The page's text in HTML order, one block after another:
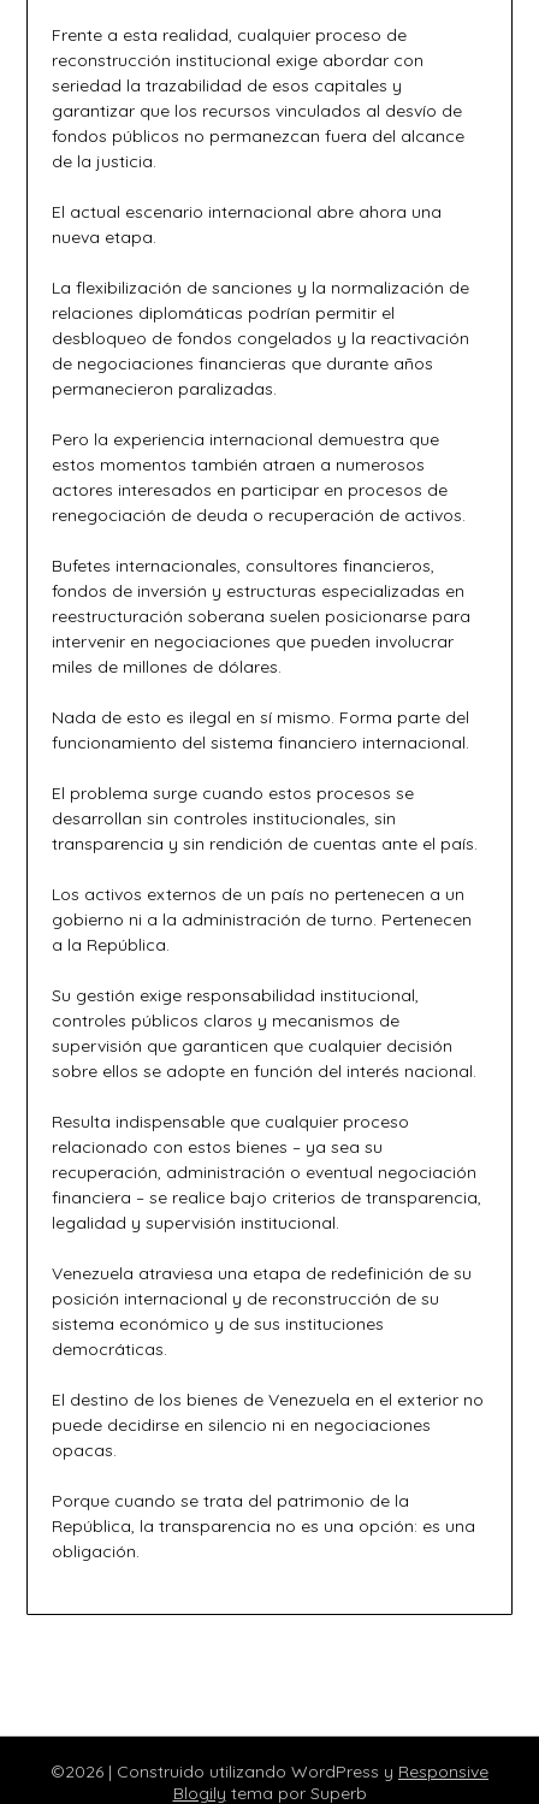
Frente a esta realidad, cualquier proceso de
reconstrucción institucional exige abordar con
seriedad la trazabilidad de esos capitales y
garantizar que los recursos vinculados al desvío de
fondos públicos no permanezcan fuera del alcance
de la justicia.
El actual escenario internacional abre ahora una
nueva etapa.
La flexibilización de sanciones y la normalización de
relaciones diplomáticas podrían permitir el
desbloqueo de fondos congelados y la reactivación
de negociaciones financieras que durante años
permanecieron paralizadas.
Pero la experiencia internacional demuestra que
estos momentos también atraen a numerosos
actores interesados en participar en procesos de
renegociación de deuda o recuperación de activos.
Bufetes internacionales, consultores financieros,
fondos de inversión y estructuras especializadas en
reestructuración soberana suelen posicionarse para
intervenir en negociaciones que pueden involucrar
miles de millones de dólares.
Nada de esto es ilegal en sí mismo. Forma parte del
funcionamiento del sistema financiero internacional.
El problema surge cuando estos procesos se
desarrollan sin controles institucionales, sin
transparencia y sin rendición de cuentas ante el país.
Los activos externos de un país no pertenecen a un
gobierno ni a la administración de turno. Pertenecen
a la República.
Su gestión exige responsabilidad institucional,
controles públicos claros y mecanismos de
supervisión que garanticen que cualquier decisión
sobre ellos se adopte en función del interés nacional.
Resulta indispensable que cualquier proceso
relacionado con estos bienes – ya sea su
recuperación, administración o eventual negociación
financiera – se realice bajo criterios de transparencia,
legalidad y supervisión institucional.
Venezuela atraviesa una etapa de redefinición de su
posición internacional y de reconstrucción de su
sistema económico y de sus instituciones
democráticas.
El destino de los bienes de Venezuela en el exterior no
puede decidirse en silencio ni en negociaciones
opacas.
Porque cuando se trata del patrimonio de la
República, la transparencia no es una opción: es una
obligación.
©2026 | Construido utilizando WordPress y Responsive
Blogily tema por Superb